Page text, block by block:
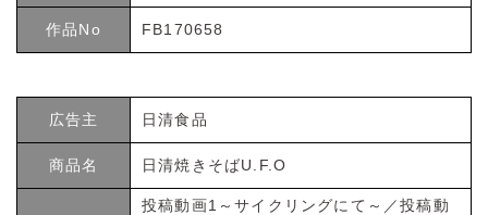
作品No FB170658
広告主 日清食品
商品名 日清焼きそばU.F.O
投稿動画1～サイクリングにて～／投稿動